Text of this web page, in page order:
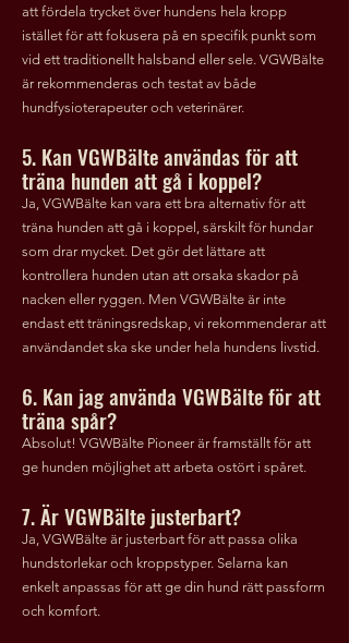
att fördela trycket över hundens hela kropp
istället för att fokusera på en specifik punkt som
vid ett traditionellt halsband eller sele. VGWBälte
är rekommenderas och testat av både
hundfysioterapeuter och veterinärer.
5. Kan VGWBälte användas för att
träna hunden att gå i koppel?
Ja, VGWBälte kan vara ett bra alternativ för att
träna hunden att gå i koppel, särskilt för hundar
som drar mycket. Det gör det lättare att
kontrollera hunden utan att orsaka skador på
nacken eller ryggen. Men VGWBälte är inte
endast ett träningsredskap, vi rekommenderar att
användandet ska ske under hela hundens livstid.
6. Kan jag använda VGWBälte för att
träna spår?
Absolut! VGWBälte Pioneer är framställt för att
ge hunden möjlighet att arbeta ostört i spåret.
7. Är VGWBälte justerbart?
Ja, VGWBälte är justerbart för att passa olika
hundstorlekar och kroppstyper. Selarna kan
enkelt anpassas för att ge din hund rätt passform
och komfort.